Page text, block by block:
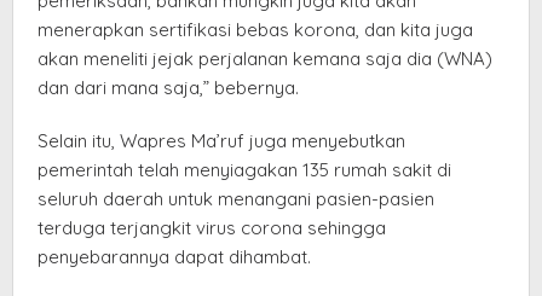
menerapkan sertifikasi bebas korona, dan kita juga
akan meneliti jejak perjalanan kemana saja dia (WNA)
dan dari mana saja,” bebernya.
Selain itu, Wapres Ma’ruf juga menyebutkan
pemerintah telah menyiagakan 135 rumah sakit di
seluruh daerah untuk menangani pasien-pasien
terduga terjangkit virus corona sehingga
penyebarannya dapat dihambat.